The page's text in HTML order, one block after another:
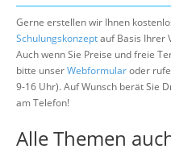
Gerne erstellen wir Ihnen
Schulungskonzeptauf Basis Ihrer
Auch wenn Sie Preise und freie
bitte unserWebformularoder
9-16 Uhr). Auf Wunsch berät Sie
am Telefon!
Alle Themen